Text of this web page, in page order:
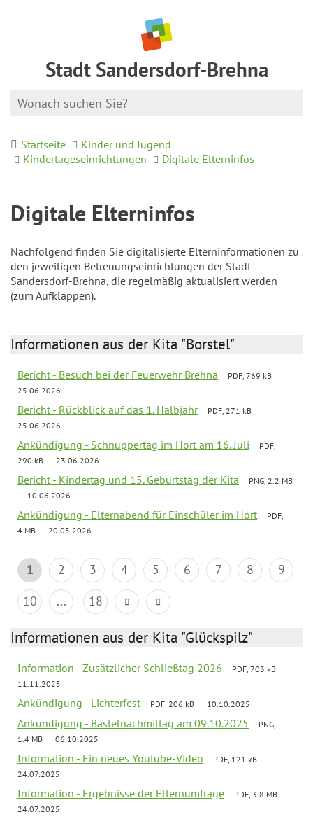
Stadt Sandersdorf-Brehna
Startseite
Kinder und Jugend
Kindertageseinrichtungen
Digitale Elterninfos
Digitale Elterninfos
Nachfolgend finden Sie digitalisierte Elterninformationen zu
den jeweiligen Betreuungseinrichtungen der Stadt
Sandersdorf-Brehna, die regelmäßig aktualisiert werden
(zum Aufklappen).
Informationen aus der Kita "Borstel"
Bericht - Besuch bei der Feuerwehr Brehna
PDF, 769 kB
25.06.2026
Bericht - Rückblick auf das 1. Halbjahr
PDF, 271 kB
25.06.2026
Ankündigung - Schnuppertag im Hort am 16. Juli
PDF,
290 kB
23.06.2026
Bericht - Kindertag und 15. Geburtstag der Kita
PNG, 2.2 MB
10.06.2026
Ankündigung - Elternabend für Einschüler im Hort
PDF,
4 MB
20.05.2026
1 2 3 4 5 6 7 8
9
10
... 18
Informationen aus der Kita "Glückspilz"
Information - Zusätzlicher Schließtag 2026
PDF, 703 kB
11.11.2025
Ankündigung - Lichterfest PDF, 206 kB 10.10.2025
Ankündigung - Bastelnachmittag am 09.10.2025
PNG,
1.4 MB
06.10.2025
Information - Ein neues Youtube-Video
PDF, 121 kB
24.07.2025
Information - Ergebnisse der Elternumfrage
PDF, 3.8 MB
24.07.2025